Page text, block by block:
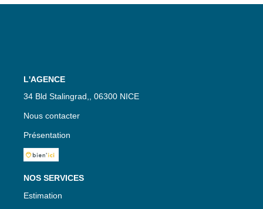
L'AGENCE
34 Bld Stalingrad,, 06300 NICE
Nous contacter
Présentation
NOS SERVICES
Estimation